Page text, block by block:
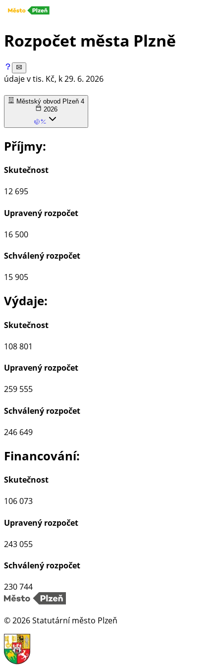
Rozpočet města Plzně
údaje v tis. Kč, k29. 6. 2026
Městský obvod Plzeň 4
2026
Příjmy:
Skutečnost
12 695
Upravený rozpočet
16 500
Schválený rozpočet
15 905
Výdaje:
Skutečnost
108 801
Upravený rozpočet
259 555
Schválený rozpočet
246 649
Financování:
Skutečnost
106 073
Upravený rozpočet
243 055
Schválený rozpočet
230 744
©2026Statutární město Plzeň